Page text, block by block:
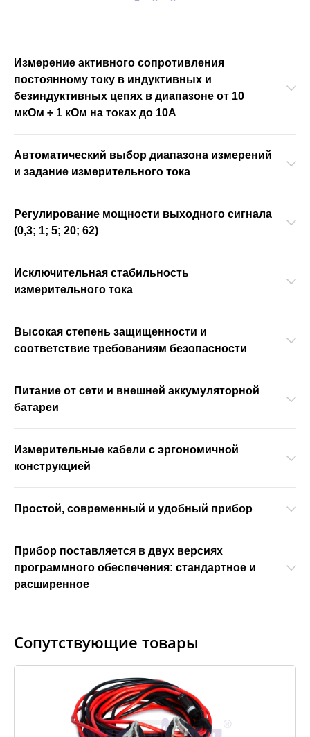
Измерение активного сопротивления
постоянному току в индуктивных и
безиндуктивных цепях в диапазоне от 10
мкОм ÷ 1 кОм на токах до 10А
Автоматический выбор диапазона измерений
и задание измерительного тока
Регулирование мощности выходного сигнала
(0,3; 1; 5; 20; 62)
Исключительная стабильность
измерительного тока
Высокая степень защищенности и
соответствие требованиям безопасности
Питание от сети и внешней аккумуляторной
батареи
Измерительные кабели с эргономичной
конструкцией
Простой, современный и удобный прибор
Прибор поставляется в двух версиях
программного обеспечения: стандартное и
расширенное
Сопутствующие товары